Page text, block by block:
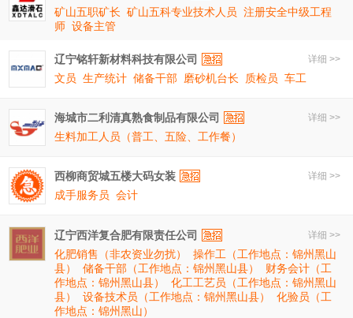
矿山五职矿长 矿山五科专业技术人员 注册安全中级工程
师 设备主管
详细 >>
辽宁铭轩新材料科技有限公司
文员 生产统计 储备干部 磨砂机台长 质检员 车工
详细 >>
海城市二利清真熟食制品有限公司
生料加工人员（普工、五险、工作餐）
详细 >>
西柳商贸城五楼大码女装
成手服务员 会计
详细 >>
辽宁西洋复合肥有限责任公司
化肥销售（非农资业勿扰）
操作工（工作地点：锦州黑山
县）
储备干部（工作地点：锦州黑山县）
财务会计（工
作地点：锦州黑山县）
化工工艺员（工作地点：锦州黑山
县）
设备技术员（工作地点：锦州黑山县）
化验员（工
作地点：锦州黑山）